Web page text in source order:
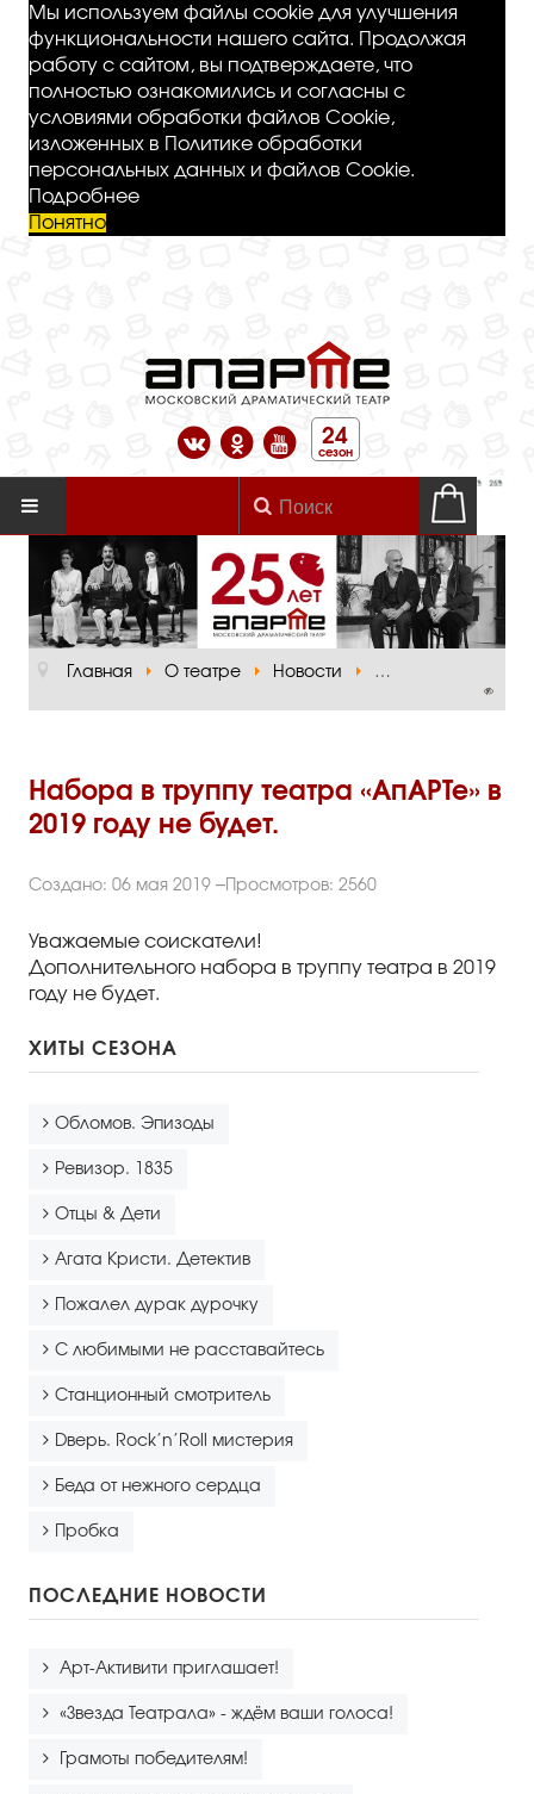
Мы используем файлы cookie для улучшения
функциональности нашего сайта. Продолжая
работу с сайтом, вы подтверждаете, что
полностью ознакомились и согласны с
условиями обработки файлов Cookie,
изложенных в Политике обработки
персональных данных и файлов Cookie.
Подробнее
Понятно
24
сезон
Главная
О театре
Официальная информация
Основная сцена
Малый зал
Проект «Театр в школе»
Пресса
Правила посещения
Правила группового посещения
Порядок возврата билетов
Новости
Афиша
Билеты
Главная О театре Новости Набора в труппу
Набора в труппу театра «АпАРТе» в
2019 году не будет.
Создано: 06 мая 2019 Просмотров: 2560
Уважаемые соискатели!
Дополнительного набора в труппу театра в 2019
году не будет.
ХИТЫ СЕЗОНА
Обломов. Эпизоды
Ревизор. 1835
Отцы & Дети
Агата Кристи. Детектив
Пожалел дурак дурочку
С любимыми не расставайтесь
Станционный смотритель
Dверь. Rock’n’Roll мистерия
Беда от нежного сердца
Пробка
ПОСЛЕДНИЕ НОВОСТИ
Арт-Активити приглашает!
«Звезда Театрала» - ждём ваши голоса!
Грамоты победителям!